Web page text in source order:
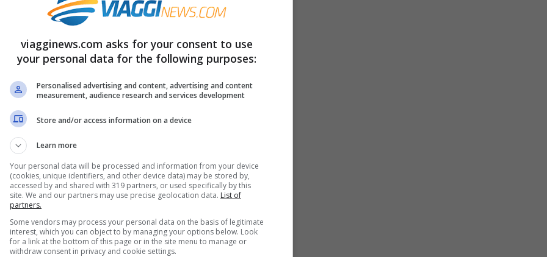
un’esplosione di profumi e sapori, nello
meravigliosi panorami.
viagginews.com asks for your consent to use
your personal data for the following purposes:
Personalised advertising and content, advertising and content
measurement, audience research and services development
Store and/or access information on a device
Learn more
Your personal data will be processed and information from your device
(cookies, unique identifiers, and other device data) may be stored by,
accessed by and shared with 319 partners, or used specifically by this
site. We and our partners may use precise geolocation data. List of
partners.
Some vendors may process your personal data on the basis of legitimate
interest, which you can object to by managing your options below. Look
for a link at the bottom of this page or in the site menu to manage or
withdraw consent in privacy and cookie settings.